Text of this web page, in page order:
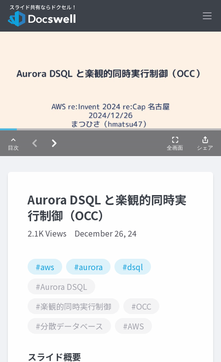
Aurora DSQL と楽観的同時実
行制御（OCC）
2.1K Views December 26, 24
#aws #aurora
#dsql
#Aurora DSQL
#楽観的同時実行制御
#OCC
#分散データベース
#AWS
スライド概要